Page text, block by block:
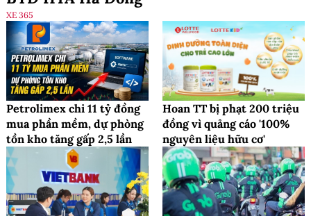
XE 365
Petrolimex chi 11 tỷ đồng
mua phần mềm, dự phòng
tồn kho tăng gấp 2,5 lần
Hoan TT bị phạt 200 triệu
đồng vì quảng cáo '100%
nguyên liệu hữu cơ'